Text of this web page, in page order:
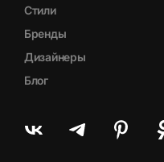
Стили
Бренды
Дизайнеры
Блог